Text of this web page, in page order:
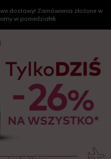
dostawy! Zamówienia złożone w
w poniedziałek